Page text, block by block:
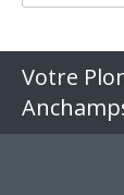
Votre